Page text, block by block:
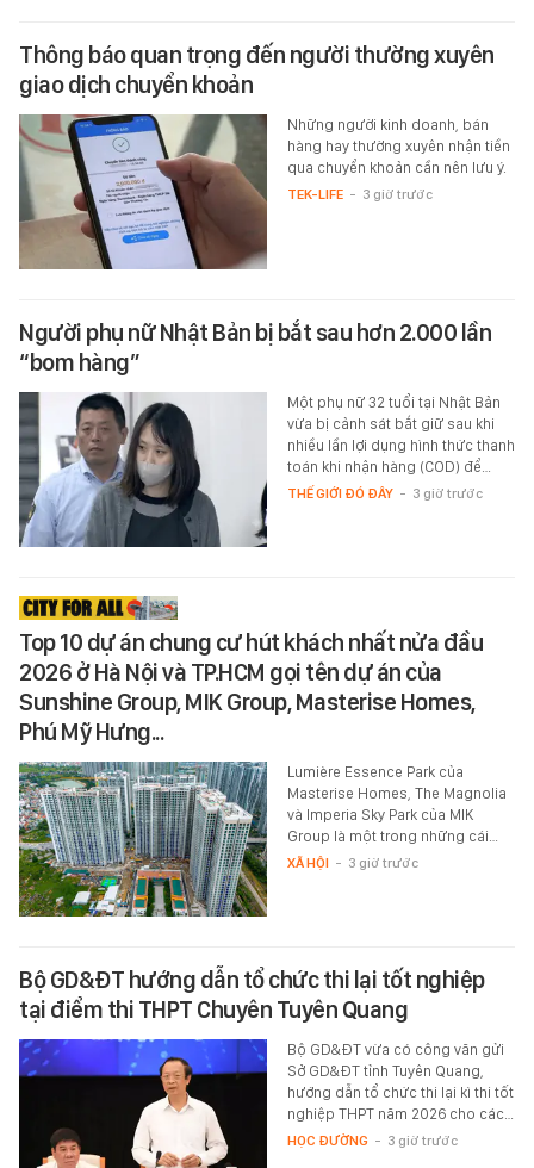
Thông báo quan trọng đến người thường xuyên
giao dịch chuyển khoản
Những người kinh doanh, bán
hàng hay thường xuyên nhận tiền
qua chuyển khoản cần nên lưu ý.
TEK-LIFE - 3 giờ trước
Người phụ nữ Nhật Bản bị bắt sau hơn 2.000 lần
“bom hàng”
Một phụ nữ 32 tuổi tại Nhật Bản
vừa bị cảnh sát bắt giữ sau khi
nhiều lần lợi dụng hình thức thanh
toán khi nhận hàng (COD) để…
THẾ GIỚI ĐÓ ĐÂY - 3 giờ trước
Top 10 dự án chung cư hút khách nhất nửa đầu
2026 ở Hà Nội và TP.HCM gọi tên dự án của
Sunshine Group, MIK Group, Masterise Homes,
Phú Mỹ Hưng...
Lumière Essence Park của
Masterise Homes, The Magnolia
và Imperia Sky Park của MIK
Group là một trong những cái…
XÃ HỘI - 3 giờ trước
Bộ GD&ĐT hướng dẫn tổ chức thi lại tốt nghiệp
tại điểm thi THPT Chuyên Tuyên Quang
Bộ GD&ĐT vừa có công văn gửi
Sở GD&ĐT tỉnh Tuyên Quang,
hướng dẫn tổ chức thi lại kì thi tốt
nghiệp THPT năm 2026 cho các…
HỌC ĐƯỜNG - 3 giờ trước